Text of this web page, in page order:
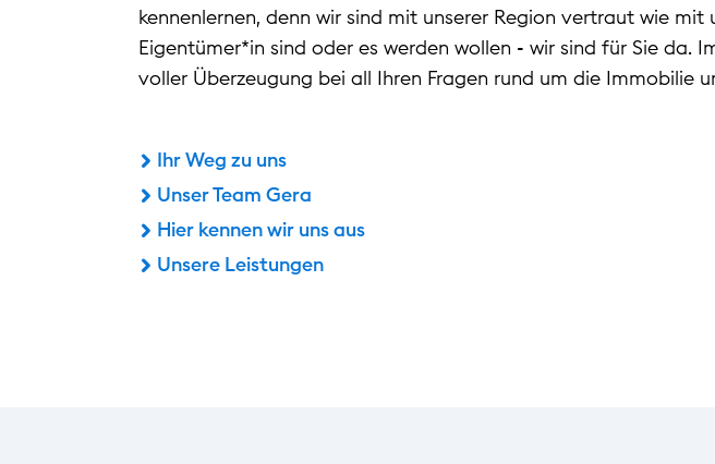
kennenlernen, denn wir sind mit unserer Region vertraut wie
Eigentümer*in sind oder es werden wollen - wir sind für Sie da.
voller Überzeugung bei all Ihren Fragen rund um die Immobilie
Ihr Weg zu uns
Unser Team Gera
Hier kennen wir uns aus
Unsere Leistungen